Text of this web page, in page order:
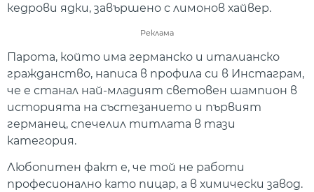
кедрови ядки, завършено с лимонов хайвер.
Реклама
Парота, който има германско и италианско
гражданство, написа в профила си в Инстаграм,
че е станал най-младият световен шампион в
историята на състезанието и първият
германец, спечелил титлата в тази
категория.
Любопитен факт е, че той не работи
професионално като пицар, a в химически завод.